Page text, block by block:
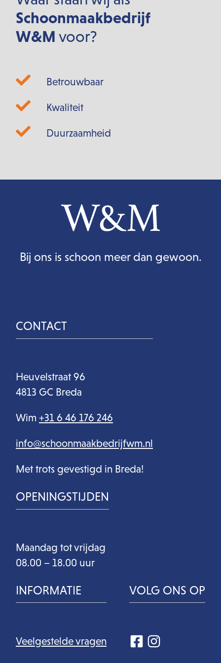
Schoonmaakbedrijf
W&M voor?
Betrouwbaar
Kwaliteit
Duurzaamheid
Bij ons is schoon meer dan gewoon.
CONTACT
Heuvelstraat 96
4813 GC Breda
Wim +31 6 46 176 246
info@schoonmaakbedrijfwm.nl
Met trots gevestigd in Breda!
OPENINGSTIJDEN
Maandag tot vrijdag
08.00 – 18.00 uur
INFORMATIE
Veelgestelde vragen
VOLG ONS OP